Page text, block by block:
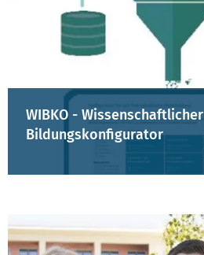
WIBKO - Wissenschaftlicher
Bildungskonfigurator